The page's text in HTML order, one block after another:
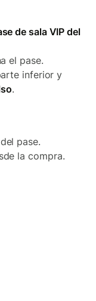
de sala VIP del
el pase.
inferior y
.
pase.
la compra.